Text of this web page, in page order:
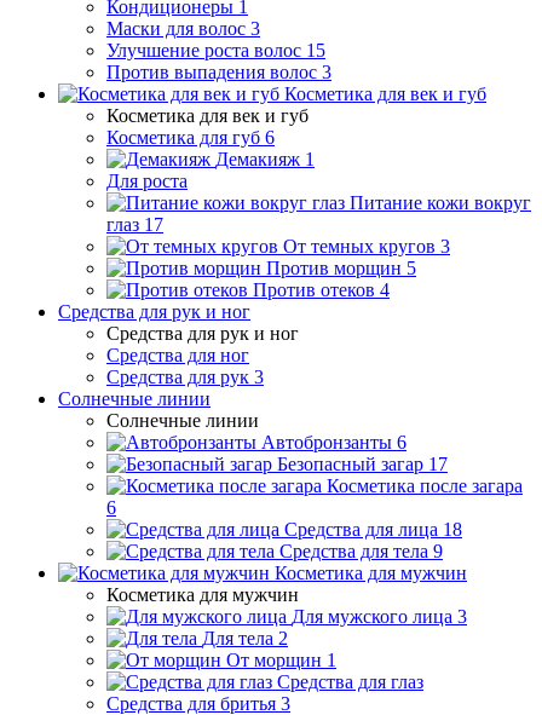
Кондиционеры 1
Маски для волос 3
Улучшение роста волос 15
Против выпадения волос 3
Косметика для век и губ
Косметика для век и губ
Косметика для губ 6
Демакияж 1
Для роста
Питание кожи вокруг
глаз 17
От темных кругов 3
Против морщин 5
Против отеков 4
Средства для рук и ног
Средства для рук и ног
Средства для ног
Средства для рук 3
Солнечные линии
Солнечные линии
Автобронзанты 6
Безопасный загар 17
Косметика после загара
6
Средства для лица 18
Средства для тела 9
Косметика для мужчин
Косметика для мужчин
Для мужского лица 3
Для тела 2
От морщин 1
Средства для глаз
Средства для бритья 3